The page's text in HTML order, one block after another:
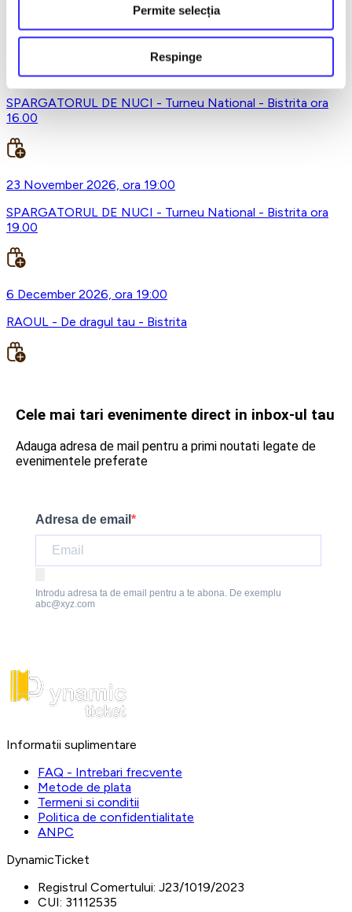
Permite selecția
Respinge
Sot de vanzare - Bistrita
23 November 2026, ora 16:00
SPARGATORUL DE NUCI - Turneu National - Bistrita ora
16.00
23 November 2026, ora 19:00
SPARGATORUL DE NUCI - Turneu National - Bistrita ora
19.00
6 December 2026, ora 19:00
RAOUL - De dragul tau - Bistrita
Cele mai tari evenimente direct in inbox-ul tau
Adauga adresa de mail pentru a primi noutati legate de
evenimentele preferate
Adresa de email
Introdu adresa ta de email pentru a te abona. De exemplu
abc@xyz.com
Informatii suplimentare
FAQ - Intrebari frecvente
Metode de plata
Termeni si conditii
Politica de confidentialitate
ANPC
DynamicTicket
Registrul Comertului: J23/1019/2023
CUI: 31112535